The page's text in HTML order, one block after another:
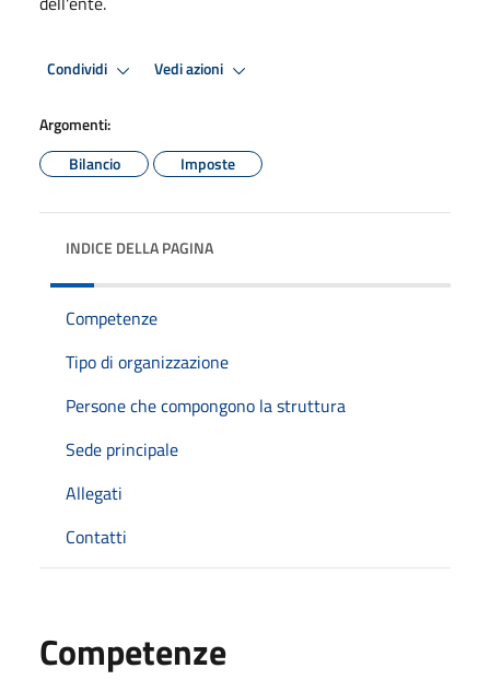
Condividi Vedi azioni
Argomenti:
Bilancio
Imposte
INDICE DELLA PAGINA
Competenze
Tipo di organizzazione
Persone che compongono la struttura
Sede principale
Allegati
Contatti
Competenze